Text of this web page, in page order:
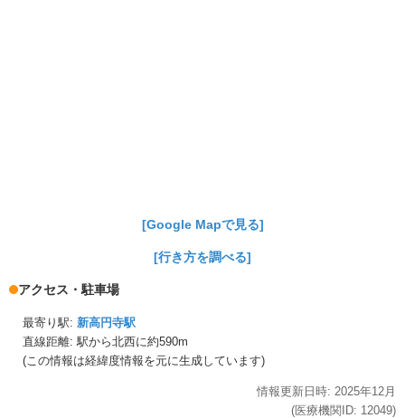
[Google Mapで見る]
[行き方を調べる]
アクセス・駐車場
最寄り駅: 新高円寺駅
直線距離: 駅から北西に約590m
(この情報は経緯度情報を元に生成しています)
情報更新日時: 2025年12月
(医療機関ID: 12049)